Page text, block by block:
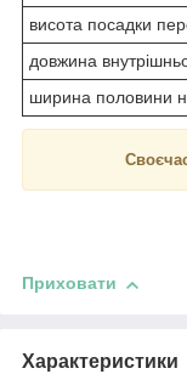
висота посадки
довжина
ширина половини
Приховати
Характеристики